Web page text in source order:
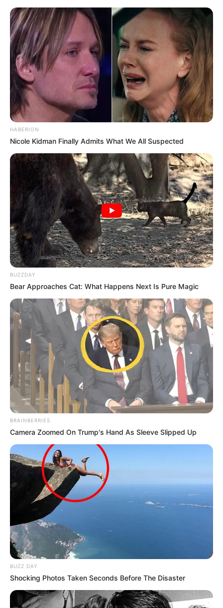
HABERION
Nicole Kidman Finally Admits What We All Suspected
BUZZDAY
Bear Approaches Cat: What Happens Next Is Pure Magic
BRAINBERRIES
Camera Zoomed On Trump's Hand As Sleeve Slipped Up
BUZZ DAY
Shocking Photos Taken Seconds Before The Disaster